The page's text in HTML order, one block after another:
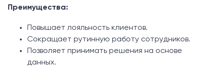
Преимущества:
Повышает лояльность клиентов.
Сокращает рутинную работу сотрудников.
Позволяет принимать решения на основе
данных.